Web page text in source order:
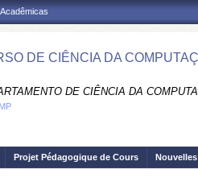
DE CIÊNCIA DA
DE CIÊNCIA DA
Projet Pédagogique de Cours Nouvelles